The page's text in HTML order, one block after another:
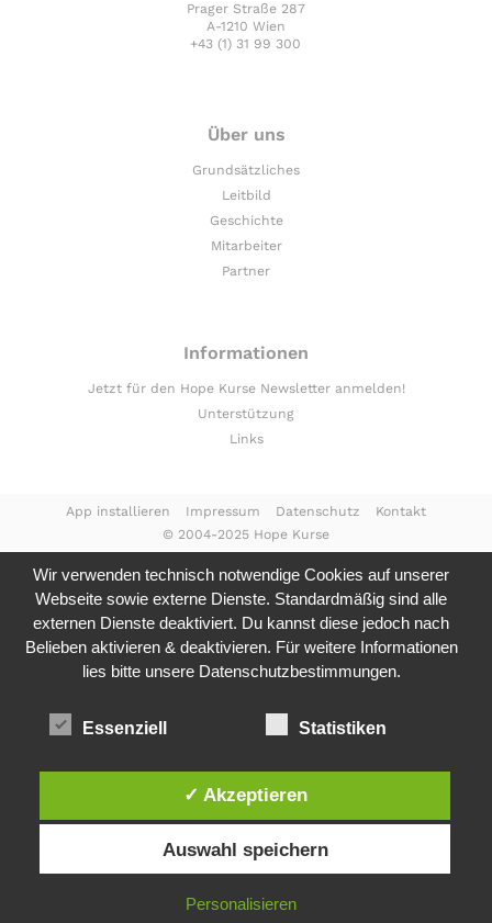
Prager Straße 287
A-1210 Wien
+43 (1) 31 99 300
Über uns
Grundsätzliches
Leitbild
Geschichte
Mitarbeiter
Partner
Informationen
Jetzt für den Hope Kurse Newsletter anmelden!
Unterstützung
Links
© 2004-2025 Hope Kurse
App installieren Impressum Datenschutz Kontakt
Wir verwenden technisch notwendige Cookies auf unserer
Webseite sowie externe Dienste. Standardmäßig sind alle
externen Dienste deaktiviert. Du kannst diese jedoch nach
Belieben aktivieren & deaktivieren. Für weitere Informationen
lies bitte unsere Datenschutzbestimmungen.
Essenziell Statistiken
✓ Akzeptieren
Auswahl speichern
Personalisieren